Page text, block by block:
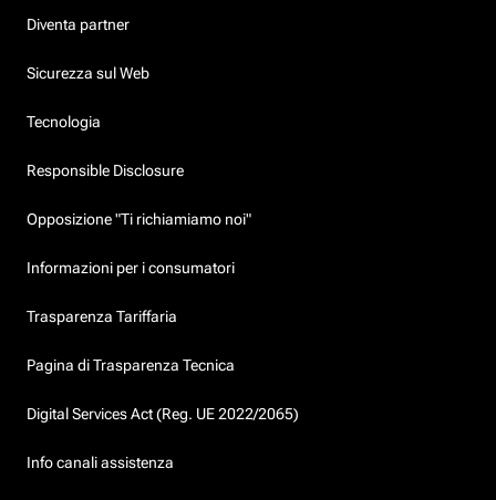
Diventa partner
Sicurezza sul Web
Tecnologia
Responsible Disclosure
Opposizione "Ti richiamiamo noi"
Informazioni per i consumatori
Trasparenza Tariffaria
Pagina di Trasparenza Tecnica
Digital Services Act (Reg. UE 2022/2065)
Info canali assistenza